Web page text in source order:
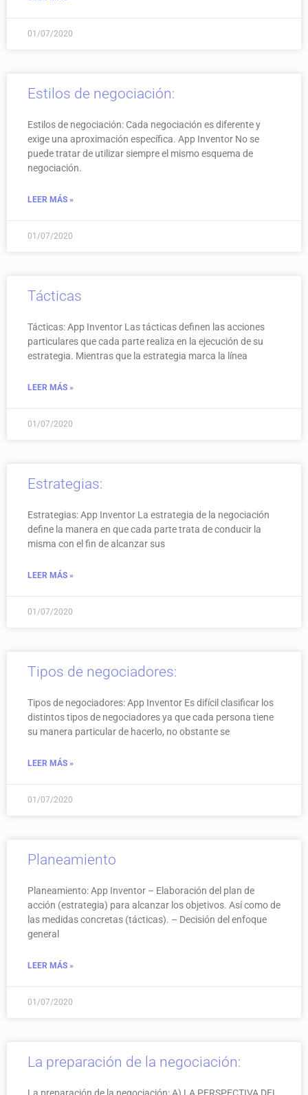
01/07/2020
Estilos de negociación:
Estilos de negociación: Cada negociación es diferente y
exige una aproximación específica. App Inventor No se
puede tratar de utilizar siempre el mismo esquema de
negociación.
LEER MÁS »
01/07/2020
Tácticas
Tácticas: App Inventor Las tácticas definen las acciones
particulares que cada parte realiza en la ejecución de su
estrategia. Mientras que la estrategia marca la línea
LEER MÁS »
01/07/2020
Estrategias:
Estrategias: App Inventor La estrategia de la negociación
define la manera en que cada parte trata de conducir la
misma con el fin de alcanzar sus
LEER MÁS »
01/07/2020
Tipos de negociadores:
Tipos de negociadores: App Inventor Es difícil clasificar los
distintos tipos de negociadores ya que cada persona tiene
su manera particular de hacerlo, no obstante se
LEER MÁS »
01/07/2020
Planeamiento
Planeamiento: App Inventor – Elaboración del plan de
acción (estrategia) para alcanzar los objetivos. Así como de
las medidas concretas (tácticas). – Decisión del enfoque
general
LEER MÁS »
01/07/2020
La preparación de la negociación:
La preparación de la negociación: A) LA PERSPECTIVA DEL